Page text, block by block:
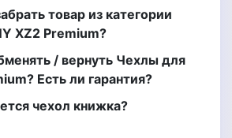
товар из категории
XZ2 Premium?
/ вернуть Чехлы для
Есть ли гарантия?
чехол книжка?